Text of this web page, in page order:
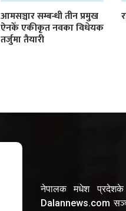
आमसञ्चार सम्बन्धी तीन प्रमुख
ऐनकेँ एकीकृत नवका विधेयक
तर्जुमा तैयारी
नेपालक मधेश प्रदेशके
Dalannews.com